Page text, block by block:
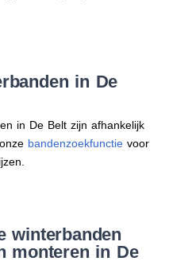
in De
in De Belt zijn afhankelijk
bandenzoekfunctievoor
winterbanden
monteren in De